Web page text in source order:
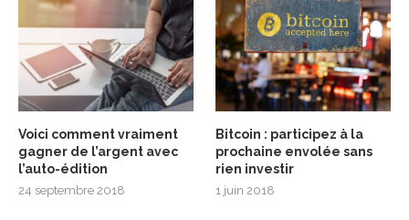
Voici comment vraiment
gagner de l’argent avec
l’auto-édition
24 septembre 2018
Bitcoin : participez à la
prochaine envolée sans
rien investir
1 juin 2018